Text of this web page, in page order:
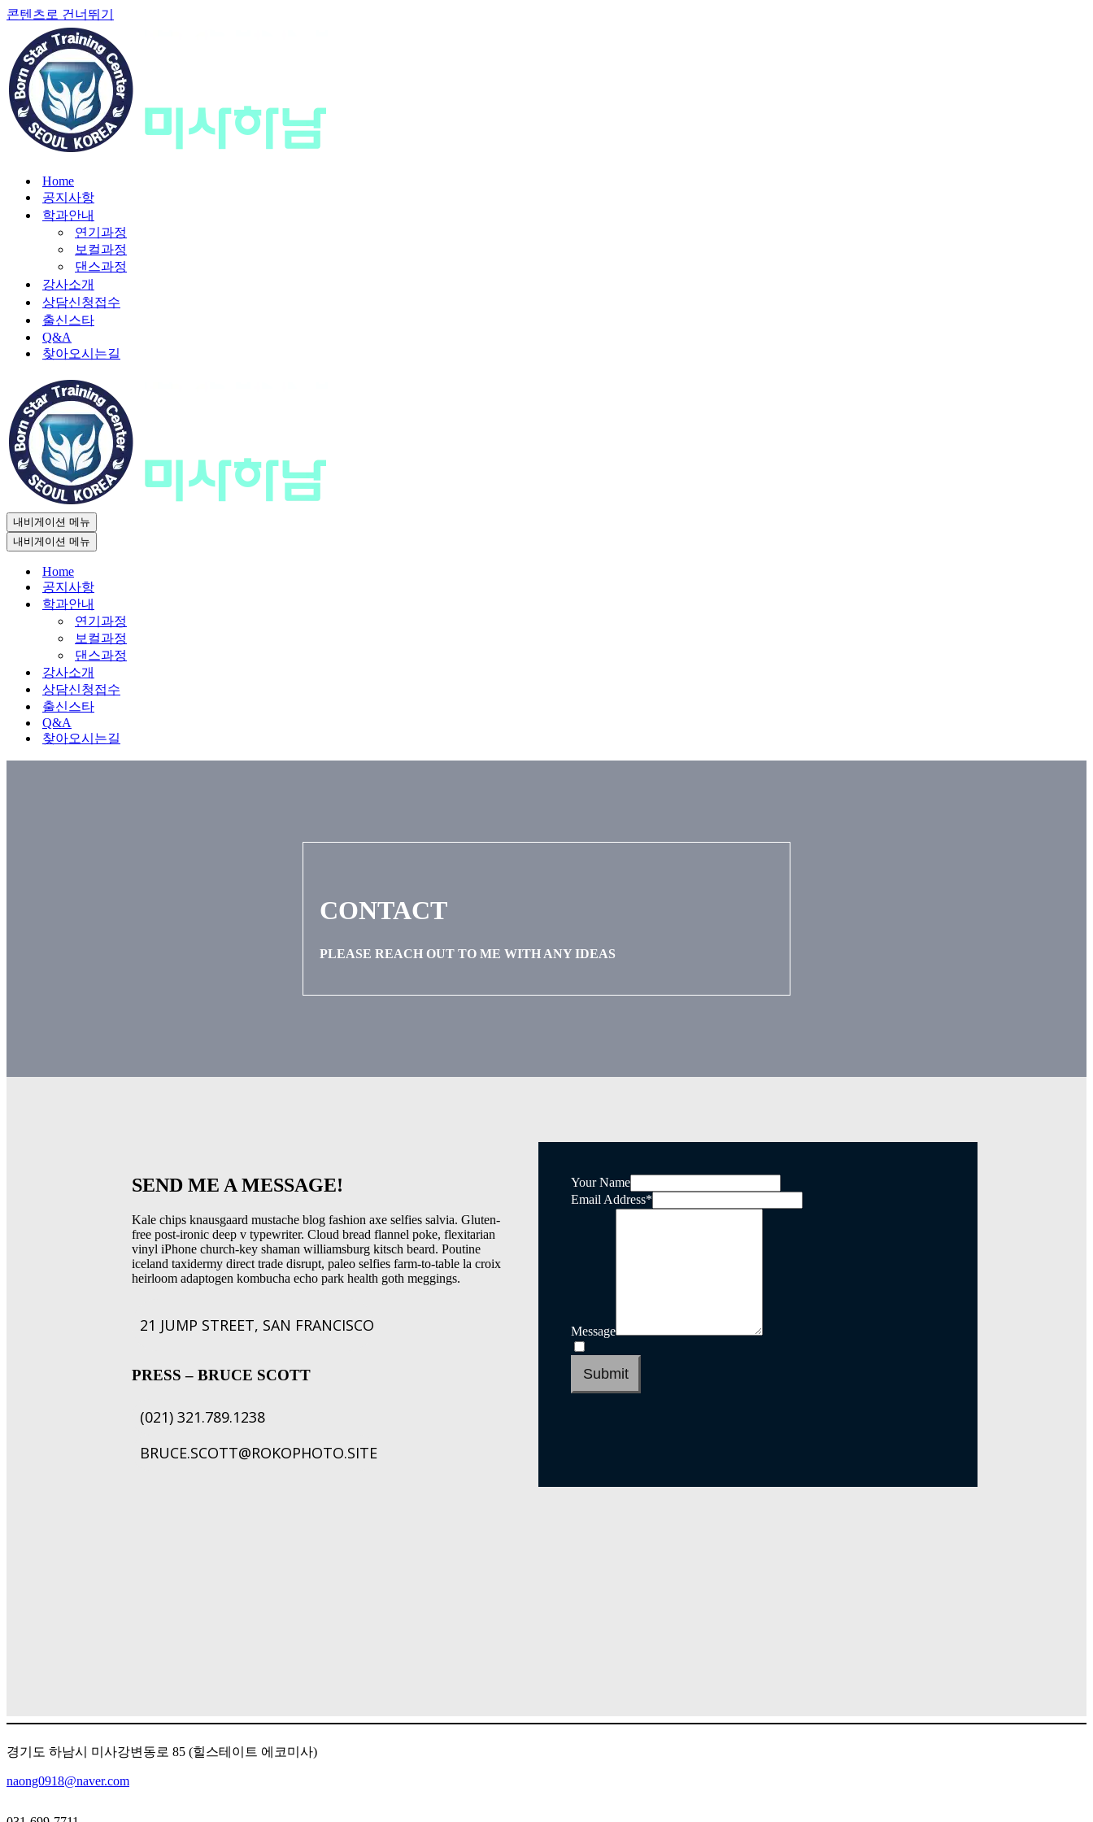
콘텐츠로 건너뛰기
Home
공지사항
학과안내
연기과정
보컬과정
댄스과정
강사소개
상담신청접수
출신스타
Q&A
찾아오시는길
내비게이션 메뉴
내비게이션 메뉴
Home
공지사항
학과안내
연기과정
보컬과정
댄스과정
강사소개
상담신청접수
출신스타
Q&A
찾아오시는길
CONTACT
PLEASE REACH OUT TO ME WITH ANY IDEAS
SEND ME A MESSAGE!
Kale chips knausgaard mustache blog fashion axe selfies salvia. Gluten-
free post-ironic deep v typewriter. Cloud bread flannel poke, flexitarian
vinyl iPhone church-key shaman williamsburg kitsch beard. Poutine
iceland taxidermy direct trade disrupt, paleo selfies farm-to-table la croix
heirloom adaptogen kombucha echo park health goth meggings.
21 JUMP STREET, SAN FRANCISCO
PRESS – BRUCE SCOTT
(021) 321.789.1238
BRUCE.SCOTT@ROKOPHOTO.SITE
Your Name
Email Address*
Message
Submit
경기도 하남시 미사강변동로 85 (힐스테이트 에코미사)
naong0918@naver.com